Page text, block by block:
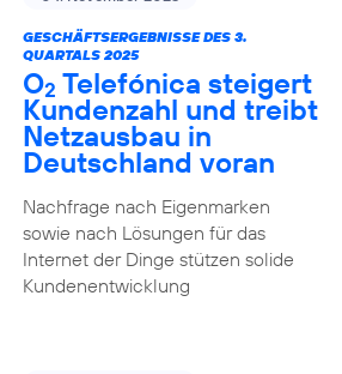
GESCHÄFTSERGEBNISSE DES 3.
QUARTALS 2025
O2 Telefónica steigert
Kundenzahl und treibt
Netzausbau in
Deutschland voran
Nachfrage nach Eigenmarken
sowie nach Lösungen für das
Internet der Dinge stützen solide
Kundenentwicklung